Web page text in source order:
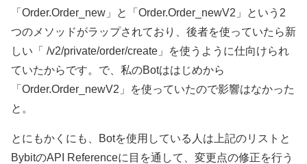
「Order.Order_new」と「Order.Order_newV2」という2
つのメソッドがラップされており、後者を使っていたら新
しい「 /v2/private/order/create」を使うように仕向けられ
ていたからです。で、私のBotははじめから
「Order.Order_newV2」を使っていたので影響はなかった
と。
とにもかくにも、Botを使用している人は上記のリストと
BybitのAPI Referenceに目を通して、変更点の修正を行う